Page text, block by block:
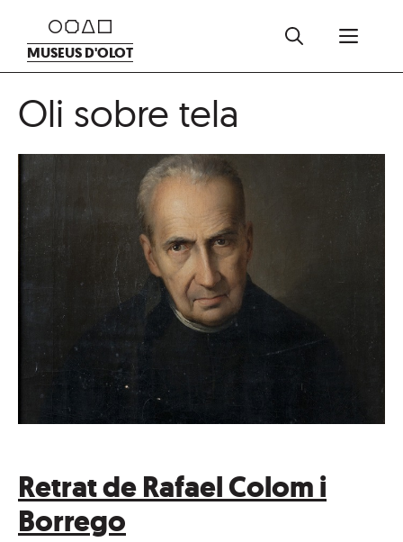
contingut
MUSEUS D'OLOT
Oli sobre tela
Retrat de Rafael Colom i
Borrego